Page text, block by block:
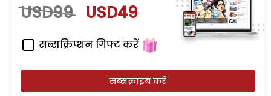
USD99 USD49
सब्सक्रिप्शन गिफ्ट करें
सब्सक्राइब करें